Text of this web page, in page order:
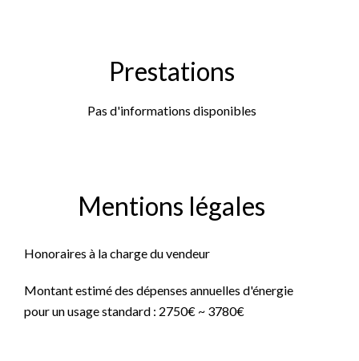
Prestations
Pas d'informations disponibles
Mentions légales
Honoraires à la charge du vendeur
Montant estimé des dépenses annuelles d'énergie
pour un usage standard : 2750€ ~ 3780€